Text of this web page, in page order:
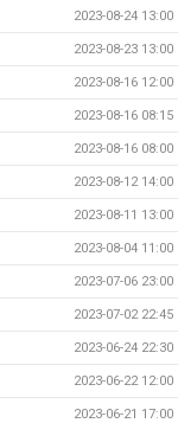
2023-08-24 13:00
2023-08-23 13:00
2023-08-16 12:00
2023-08-16 08:15
2023-08-16 08:00
2023-08-12 14:00
2023-08-11 13:00
2023-08-04 11:00
2023-07-06 23:00
2023-07-02 22:45
2023-06-24 22:30
2023-06-22 12:00
2023-06-21 17:00